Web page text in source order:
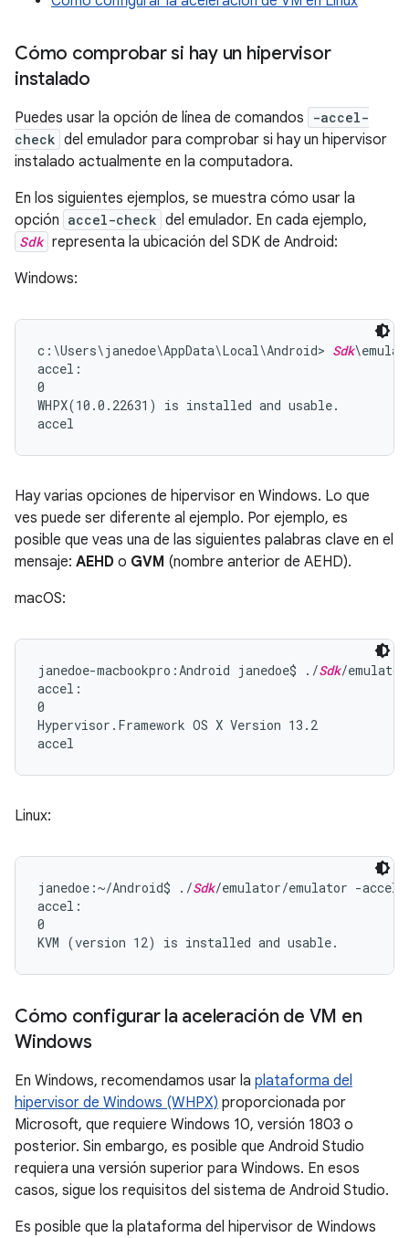
Cómo comprobar si hay un hipervisor
instalado
Puedes usar la opción de línea de comandos
-accel-
check del emulador para comprobar si hay un hipervisor
instalado actualmente en la computadora.
En los siguientes ejemplos, se muestra cómo usar la
opción accel-check del emulador. En cada ejemplo,
Sdk representa la ubicación del SDK de Android:
Windows:
c:\Users\janedoe\AppData\Local\Android> Sdk
accel:
0
WHPX(10.0.22631) is installed and usable.
Hay varias opciones de hipervisor en Windows. Lo que
ves puede ser diferente al ejemplo. Por ejemplo, es
posible que veas una de las siguientes palabras clave en el
mensaje: AEHD o GVM (nombre anterior de AEHD).
macOS:
janedoe-macbookpro:Android janedoe$ ./Sdk/
accel:
0
Hypervisor.Framework OS X Version 13.2
Linux:
janedoe:~/Android$ ./Sdk/emulator/emulator -accel-
accel:
0
Cómo configurar la aceleración de VM en
Windows
En Windows, recomendamos usar la plataforma del
hipervisor de Windows (WHPX) proporcionada por
Microsoft, que requiere Windows 10, versión 1803 o
posterior. Sin embargo, es posible que Android Studio
requiera una versión superior para Windows. En esos
casos, sigue los requisitos del sistema de Android Studio.
Es posible que la plataforma del hipervisor de Windows